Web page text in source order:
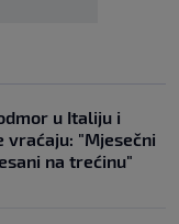
u Italiju i
vraćaju: "Mjesečni
na trećinu"